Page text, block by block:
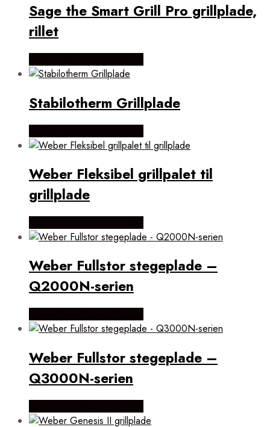
Sage the Smart Grill Pro grillplade,
rillet
Stabilotherm Grillplade
Weber Fleksibel grillpalet til
grillplade
Weber Fullstor stegeplade –
Q2000N-serien
Weber Fullstor stegeplade –
Q3000N-serien